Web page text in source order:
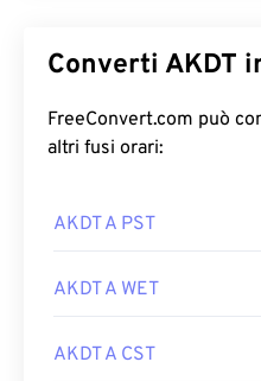
Converti AKDT
FreeConvert.com può
altri fusi orari:
AKDT A PST
AKDT A WET
AKDT A CST